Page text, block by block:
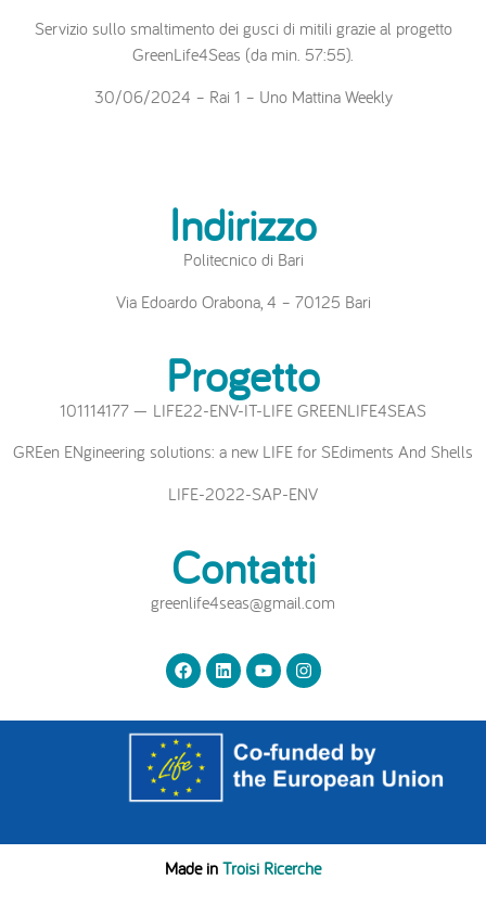
Servizio sullo smaltimento dei gusci di mitili grazie al progetto
GreenLife4Seas (da min. 57:55).
30/06/2024 – Rai 1 – Uno Mattina Weekly
Indirizzo
Politecnico di Bari
Via Edoardo Orabona, 4 – 70125 Bari
Progetto
101114177 — LIFE22-ENV-IT-LIFE GREENLIFE4SEAS
GREen ENgineering solutions: a new LIFE for SEdiments And Shells
LIFE-2022-SAP-ENV
Contatti
greenlife4seas@gmail.com
Made in Troisi Ricerche